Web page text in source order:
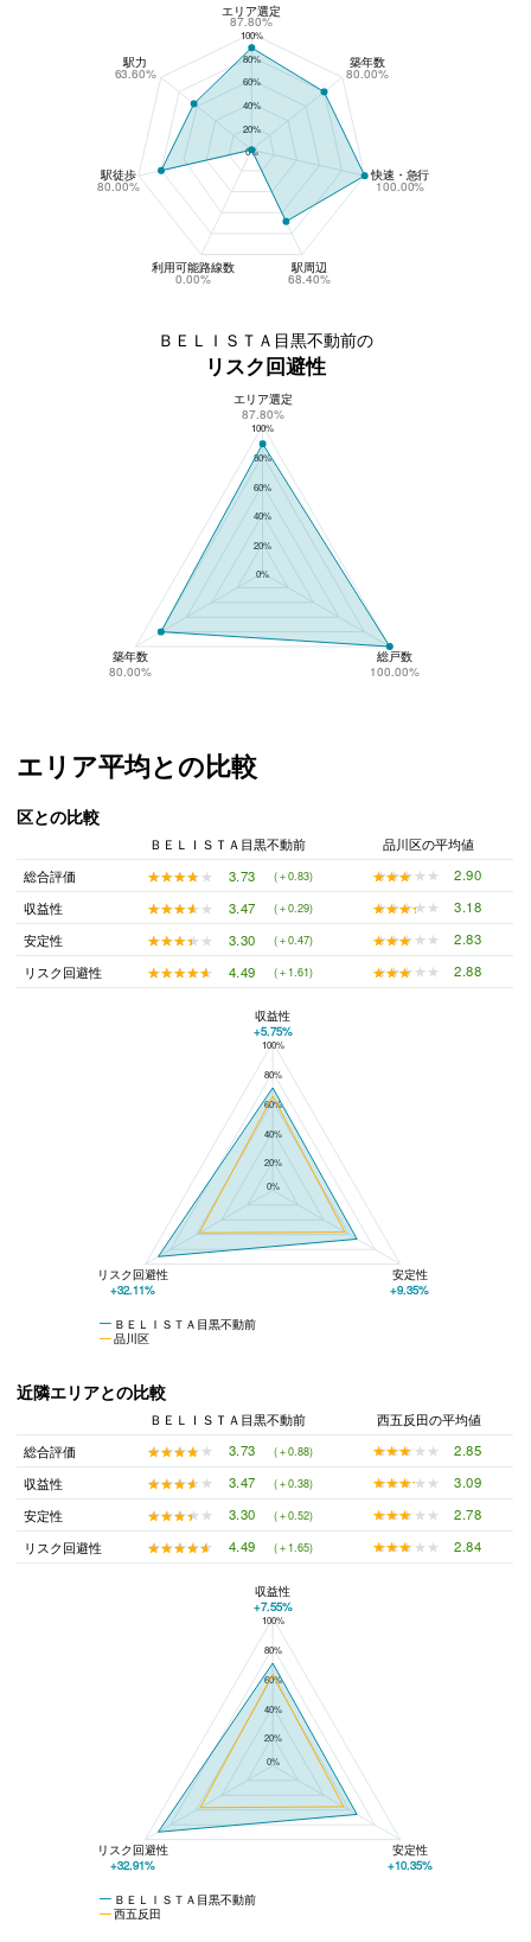
100%
80%
60%
40%
20%
0%
エリア選定
87.80%
駅力
63.60%
駅徒歩
80.00%
利用可能路線数
0.00%
駅周辺
68.40%
快速・急行
100.00%
築年数
80.00%
ＢＥＬＩＳＴＡ目黒不動前の
リスク回避性
ＢＥＬＩＳＴＡ目黒不動前のリスク回避性
100%
80%
60%
40%
20%
0%
エリア選定
87.80%
築年数
80.00%
総戸数
100.00%
エリア平均との比較
区との比較
ＢＥＬＩＳＴＡ目黒不動前
品川区の平均値
総合評価
★★★★★
★★★★★ 3.73 (＋0.83) ★★★★★
★★★★★
2.90
収益性
★★★★★
★★★★★ 3.47 (＋0.29) ★★★★★
★★★★★
3.18
安定性
★★★★★
★★★★★ 3.30 (＋0.47) ★★★★★
★★★★★
2.83
リスク回避性
★★★★★
★★★★★ 4.49 (＋1.61) ★★★★★
★★★★★ 2.88
ＢＥＬＩＳＴＡ目黒不動前と品川区の平均値の総合評価の比較
100%
80%
60%
40%
20%
0%
ＢＥＬＩＳＴＡ目黒不動前
品川区
収益性
+5.75%
リスク回避性
+32.11%
安定性
+9.35%
近隣エリアとの比較
ＢＥＬＩＳＴＡ目黒不動前
西五反田の平均値
総合評価
★★★★★
★★★★★ 3.73 (＋0.88) ★★★★★
★★★★★
2.85
収益性
★★★★★
★★★★★ 3.47 (＋0.38) ★★★★★
★★★★★
3.09
安定性
★★★★★
★★★★★ 3.30 (＋0.52) ★★★★★
★★★★★
2.78
リスク回避性
★★★★★
★★★★★ 4.49 (＋1.65) ★★★★★
★★★★★ 2.84
ＢＥＬＩＳＴＡ目黒不動前と西五反田の平均値の総合評価の比較
100%
80%
60%
40%
20%
0%
ＢＥＬＩＳＴＡ目黒不動前
西五反田
収益性
+7.55%
リスク回避性
+32.91%
安定性
+10.35%